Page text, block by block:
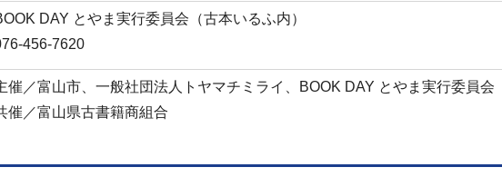
DAY とやま実行委員会（古本いるふ内）
456-7620
催／富山市、一般社団法人トヤマチミライ、BOOK DAY とやま実行委員会
催／富山県古書籍商組合